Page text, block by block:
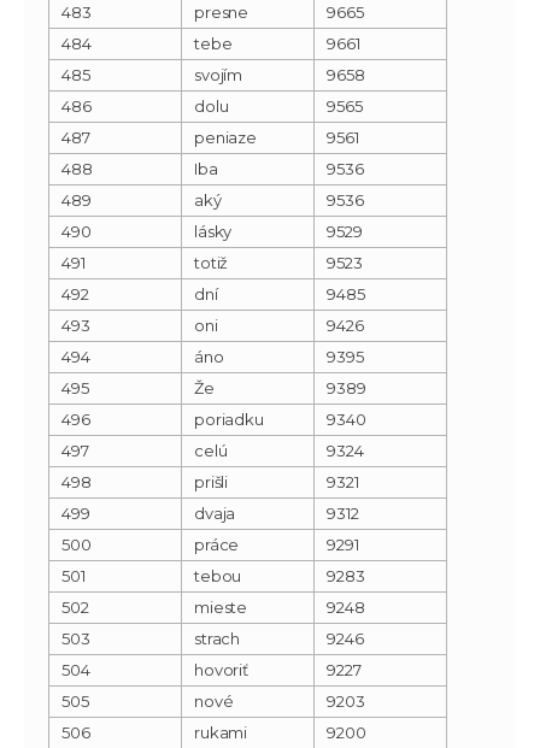
483
presne
9665
484
tebe
9661
485
svojím
9658
486
dolu
9565
487
peniaze
9561
488
Iba
9536
489
aký
9536
490
lásky
9529
491
totiž
9523
492
dní
9485
493
oni
9426
494
áno
9395
495
Že
9389
496
poriadku
9340
497
celú
9324
498
prišli
9321
499
dvaja
9312
500
práce
9291
501
tebou
9283
502
mieste
9248
503
strach
9246
504
hovoriť
9227
505
nové
9203
506
rukami
9200